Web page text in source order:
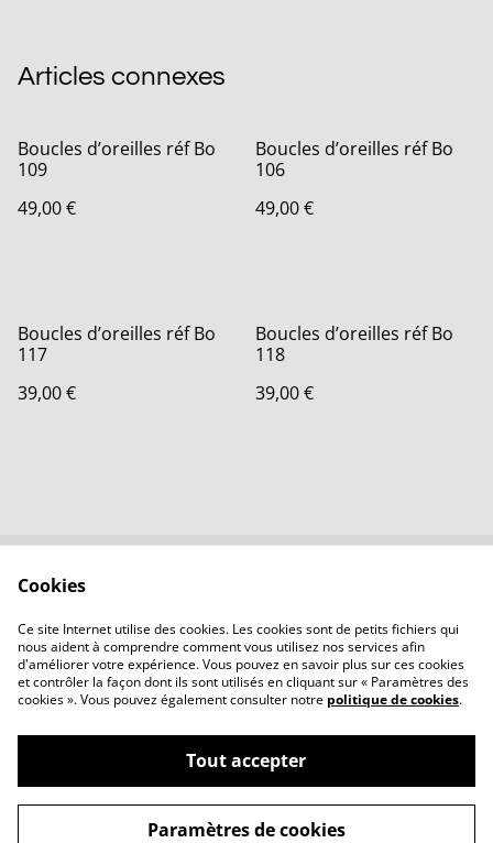
Articles connexes
Boucles d’oreilles réf Bo
109
49,00 €
Boucles d’oreilles réf Bo
106
49,00 €
Boucles d’oreilles réf Bo
117
39,00 €
Boucles d’oreilles réf Bo
118
39,00 €
Politique de
confidentialité
Politique de cookies
©2026LBVerre
Cookies
Ce site Internet utilise des cookies. Les cookies sont de petits fichiers qui
nous aident à comprendre comment vous utilisez nos services afin
d'améliorer votre expérience. Vous pouvez en savoir plus sur ces cookies
et contrôler la façon dont ils sont utilisés en cliquant sur « Paramètres des
cookies ». Vous pouvez également consulter notre politique de cookies.
Tout accepter
Paramètres de cookies